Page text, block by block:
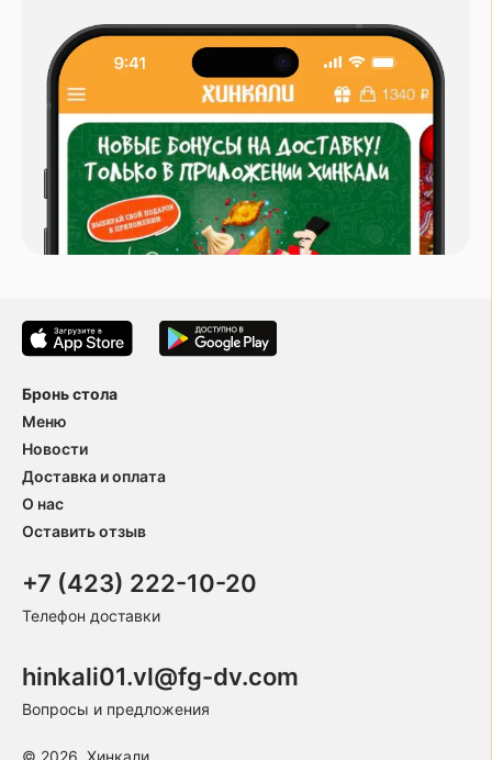
Бронь стола
Меню
Новости
Доставка и оплата
О нас
Оставить отзыв
+7 (423) 222-10-20
Телефон доставки
hinkali01.vl@fg-dv.com
Вопросы и предложения
© 2026, Хинкали